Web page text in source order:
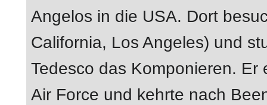
Angelos in die USA. Dort
California, Los Angeles) und
Tedesco das Komponieren.
Air Force und kehrte nach